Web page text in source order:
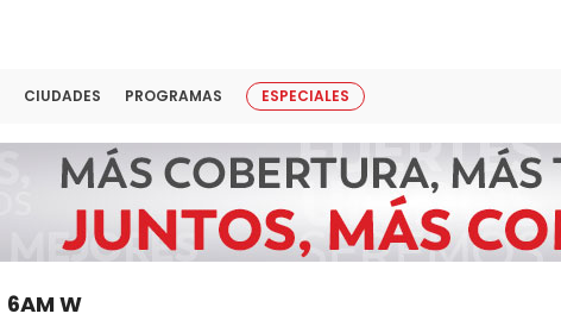
CIUDADES PROGRAMAS ESPECIALES
6AM W